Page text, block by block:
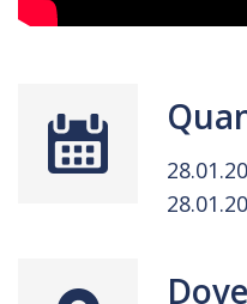
Dove